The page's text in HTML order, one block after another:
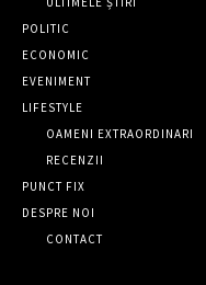
POLITIC
ECONOMIC
EVENIMENT
LIFESTYLE
OAMENI EXTRAORDINARI
RECENZII
PUNCT FIX
DESPRE NOI
CONTACT